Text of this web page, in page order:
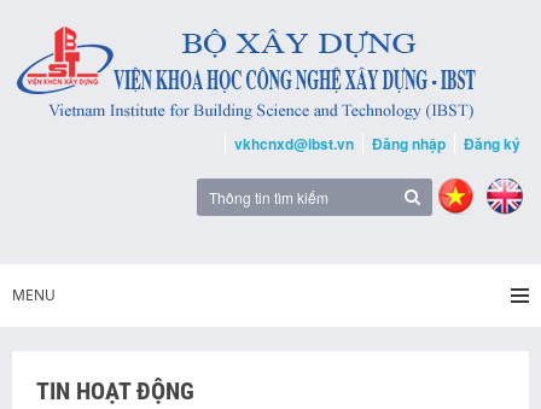
vkhcnxd@ibst.vn Đăng nhập Đăng ký
MENU
TIN HOẠT ĐỘNG